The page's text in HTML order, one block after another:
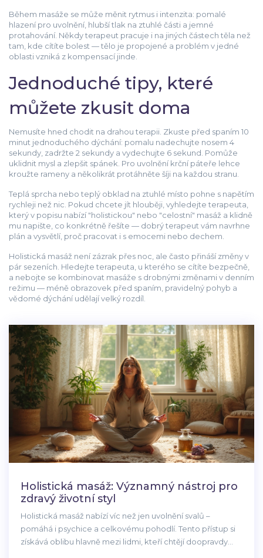
Během masáže se může měnit rytmus i intenzita: pomalé
hlazení pro uvolnění, hlubší tlak na ztuhlé části a jemné
protahování. Někdy terapeut pracuje i na jiných částech těla než
tam, kde cítíte bolest — tělo je propojené a problém v jedné
oblasti vzniká z kompensací jinde.
Jednoduché tipy, které
můžete zkusit doma
Nemusíte hned chodit na drahou terapii. Zkuste před spaním 10
minut jednoduchého dýchání: pomalu nadechujte nosem 4
sekundy, zadržte 2 sekundy a vydechujte 6 sekund. Pomůže
uklidnit mysl a zlepšit spánek. Pro uvolnění krční páteře lehce
kroužte rameny a několikrát protáhněte šíji na každou stranu.
Teplá sprcha nebo teplý obklad na ztuhlé místo pohne s napětím
rychleji než nic. Pokud chcete jít hlouběji, vyhledejte terapeuta,
který v popisu nabízí "holistickou" nebo "celostní" masáž a klidně
mu napište, co konkrétně řešíte — dobrý terapeut vám navrhne
plán a vysvětlí, proč pracovat i s emocemi nebo dechem.
Holistická masáž není zázrak přes noc, ale často přináší změny v
pár sezeních. Hledejte terapeuta, u kterého se cítíte bezpečně,
a nebojte se kombinovat masáže s drobnými změnami v denním
režimu — méně obrazovek před spaním, pravidelný pohyb a
vědomé dýchání udělají velký rozdíl.
Holistická masáž: Významný nástroj pro
zdravý životní styl
Holistická masáž nabízí víc než jen uvolnění svalů –
pomáhá i psychice a celkovému pohodlí. Tento přístup si
získává oblibu hlavně mezi lidmi, kteří chtějí doopravdy